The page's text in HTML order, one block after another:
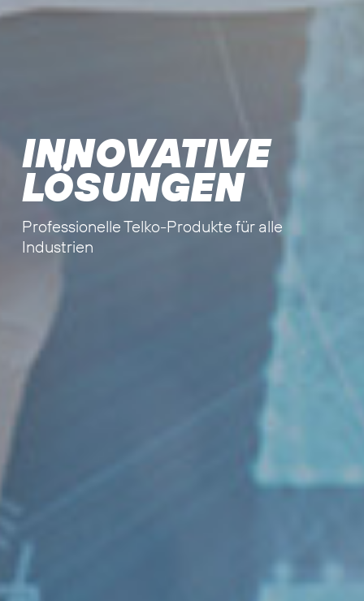
INNOVATIVE
LÖSUNGEN
Professionelle Telko-Produkte für alle
Industrien